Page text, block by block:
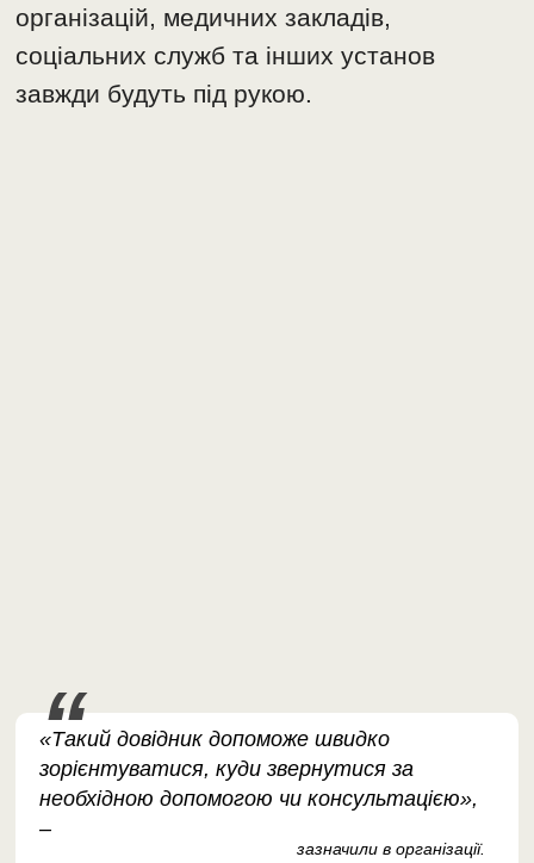
організацій, медичних закладів,
соціальних служб та інших установ
завжди будуть під рукою.
«Такий довідник допоможе швидко
зорієнтуватися, куди звернутися за
необхідною допомогою чи консультацією»,
–
зазначили в організації.